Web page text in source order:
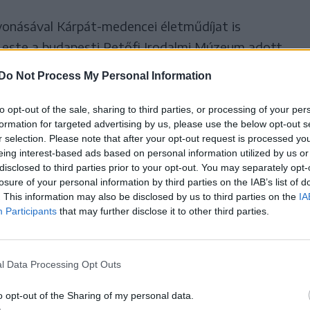
Do Not Process My Personal Information
opt-out of the sale, sharing to third parties, or processing of your
for targeted advertising by us, please use the below opt-out
selection. Please note that after your opt-out request is processed
interest-based ads based on personal information utilized by us
to third parties prior to your opt-out. You may separately
of your personal information by third parties on the IAB’s list of
This information may also be disclosed by us to third parties on the
Participants that may further disclose it to other third parties.
Data Processing Opt Outs
opt-out of the Sharing of my personal data.
Kárpát-medencei életműdíjat is
este a budapesti Petőfi Irodalmi Múzeum adott
Alapítvány irodalmi díjátadó gálájának, amely
vált. A gálán három kategóriában –
ki a magyar nyelvű irodalom
a kulturális élet számos meghatározó
szerkesztőségek képviselői, elismert
– is jelen volt, hogy együtt tisztelegjenek a
és kiválóságai előtt.
hagyatékának
szolgáló
a Kossuth-díjas író